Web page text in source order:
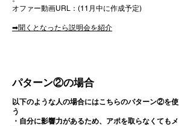
​オファー動画URL：(11月中に作成予定)
​➡聞くとなったら説明会を紹介
パターン②の場合
以下のような人の場合にはこちらのパターン②を使
う
・自分に影響力があるため、アポを取らなくてもメ